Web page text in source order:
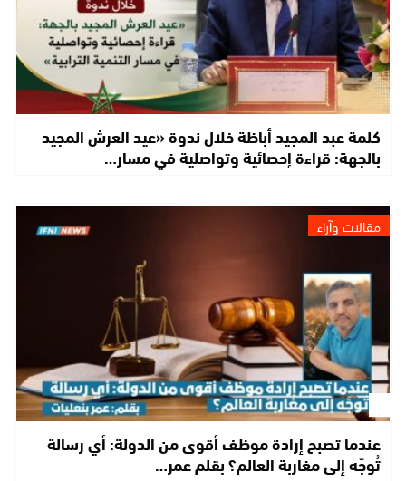
كلمة عبد المجيد أباظة خلال ندوة «عيد العرش المجيد
بالجهة: قراءة إحصائية وتواصلية في مسار…
مقالات وآراء
عندما تصبح إرادة موظف أقوى من الدولة: أي رسالة
تُوجَّه إلى مغاربة العالم؟ بقلم عمر…